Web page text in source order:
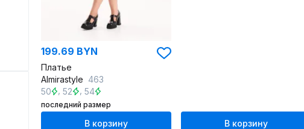
199.69 BYN
Платье
Almirastyle 463
50
,52 54
последний размер
В корзину В корзину